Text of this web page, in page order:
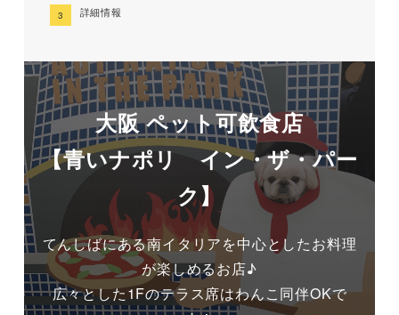
詳細情報
大阪 ペット可飲食店
【青いナポリ イン・ザ・パー
ク】
てんしばにある南イタリアを中心としたお料理
が楽しめるお店♪
広々とした1Fのテラス席はわんこ同伴OKで